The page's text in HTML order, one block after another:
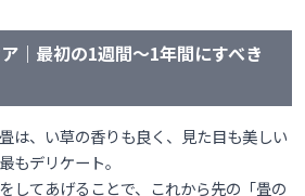
｜最初の1週間〜1年間にすべき
は、い草の香りも良く、見た目も美しい
もデリケート。
してあげることで、これから先の「畳の